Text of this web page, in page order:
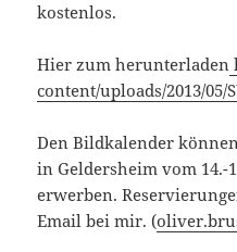
kostenlos.
Hier zum herunterladen
content/uploads/2013/05/
Den Bildkalender
in Geldersheim vom 14.-
erwerben.
Email bei mir. (